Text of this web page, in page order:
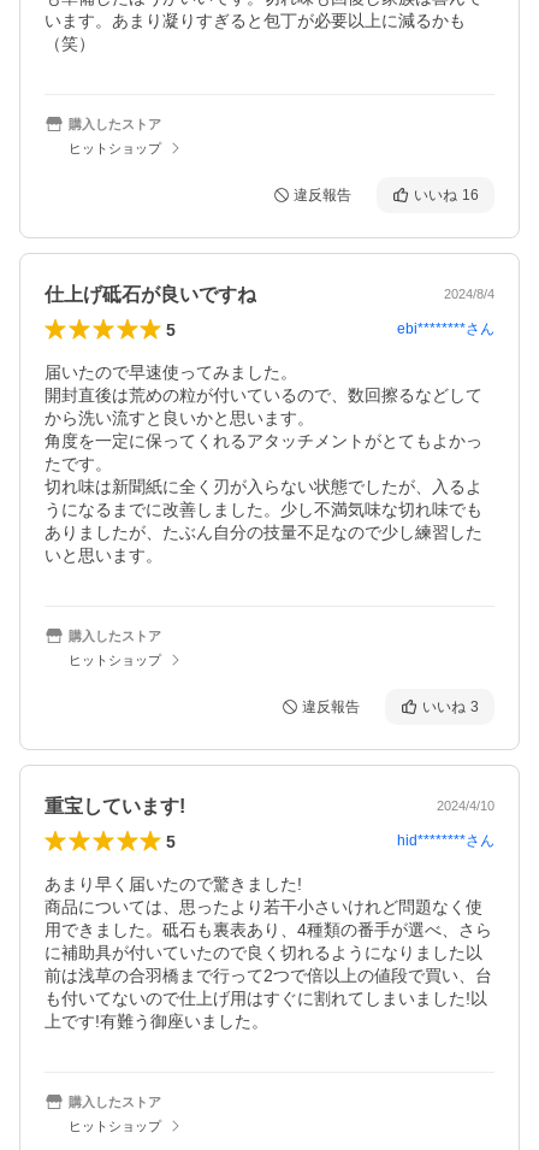
います。あまり凝りすぎると包丁が必要以上に減るかも
（笑）
購入したストア
ヒットショップ
違反報告 いいね 16
仕上げ砥石が良いですね 2024/8/4
5 ebi********さん
届いたので早速使ってみました。
開封直後は荒めの粒が付いているので、数回擦るなどして
から洗い流すと良いかと思います。
角度を一定に保ってくれるアタッチメントがとてもよかっ
たです。
切れ味は新聞紙に全く刃が入らない状態でしたが、入るよ
うになるまでに改善しました。少し不満気味な切れ味でも
ありましたが、たぶん自分の技量不足なので少し練習した
いと思います。
購入したストア
ヒットショップ
違反報告 いいね 3
重宝しています! 2024/4/10
5 hid********さん
あまり早く届いたので驚きました!
商品については、思ったより若干小さいけれど問題なく使
用できました。砥石も裏表あり、4種類の番手が選べ、さら
に補助具が付いていたので良く切れるようになりました以
前は浅草の合羽橋まで行って2つで倍以上の値段で買い、台
も付いてないので仕上げ用はすぐに割れてしまいました!以
上です!有難う御座いました。
購入したストア
ヒットショップ